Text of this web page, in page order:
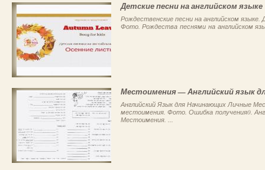
Детские песни на английском языке
Рождественские песни на английском языке.
Фото. Рождества песнями на английском
Местоимения — Английский язык
Английский Язык для Начинающих Личные
местоимения. Фото. Ошибка получения0.
Местоимения. ...